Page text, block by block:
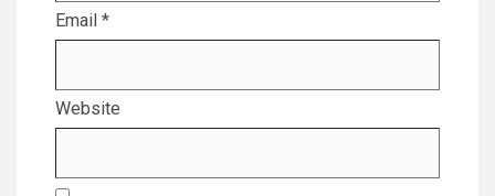
Email *
Website